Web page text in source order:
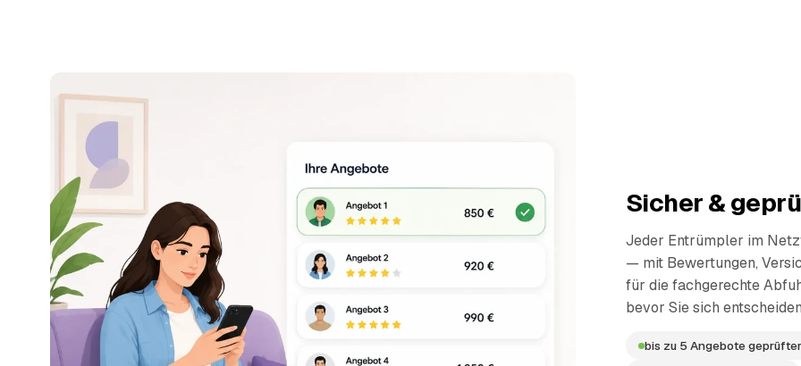
Sicher &
Jeder Entrümpler im
— mit Bewertungen,
für die fachgerechte
bevor Sie sich
bis zu 5 Angebote